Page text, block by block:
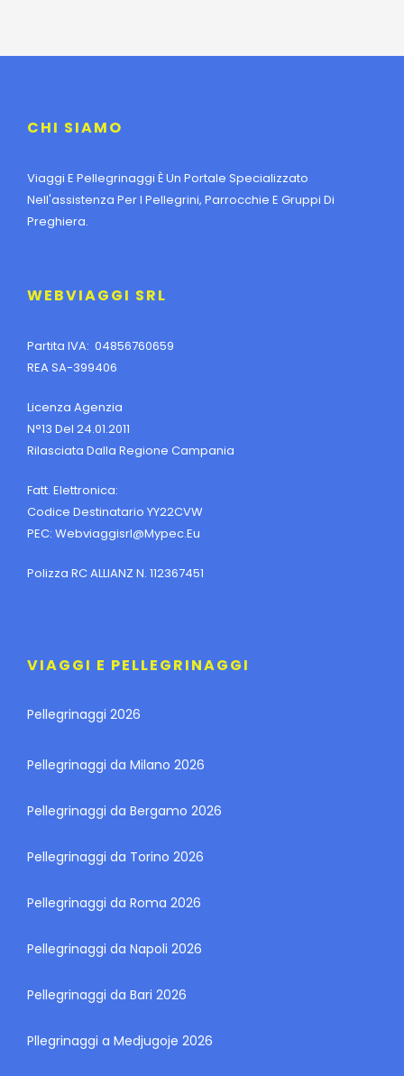
CHI SIAMO
Viaggi E Pellegrinaggi È Un Portale Specializzato
Nell'assistenza Per I Pellegrini, Parrocchie E Gruppi Di
Preghiera.
WEBVIAGGI SRL
Partita IVA: 04856760659
REA SA-399406
Licenza Agenzia
N°13 Del 24.01.2011
Rilasciata Dalla Regione Campania
Fatt. Elettronica:
Codice Destinatario YY22CVW
PEC: Webviaggisrl@mypec.eu
Polizza RC ALLIANZ N. 112367451
VIAGGI E PELLEGRINAGGI
Pellegrinaggi 2026
Pellegrinaggi da Milano 2026
Pellegrinaggi da Bergamo 2026
Pellegrinaggi da Torino 2026
Pellegrinaggi da Roma 2026
Pellegrinaggi da Napoli 2026
Pellegrinaggi da Bari 2026
Pllegrinaggi a Medjugoje 2026